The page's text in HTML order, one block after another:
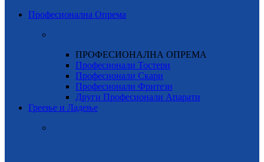
Професионална Опрема
ПРОФЕСИОНАЛНА ОПРЕМА
Професионали Тостери
Професионали Скари
Професионали Фритези
Други Професионали Апарати
Греење и Ладење